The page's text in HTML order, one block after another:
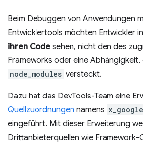
Beim Debuggen von Anwendungen
Entwicklertools möchten Entwickler
ihren Code sehen, nicht den des
Frameworks oder eine Abhängigkeit,
node_modules versteckt.
Dazu hat das DevTools-Team eine
Quellzuordnungen namens
eingeführt. Mit dieser Erweiterung
Drittanbieterquellen wie Framework-